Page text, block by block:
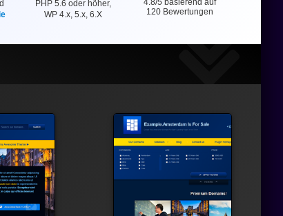
PHP 5.6 oder höher,
WP 4.x, 5.x, 6.X
Bewertung
4.8/5 basierend auf
120 Bewertungen